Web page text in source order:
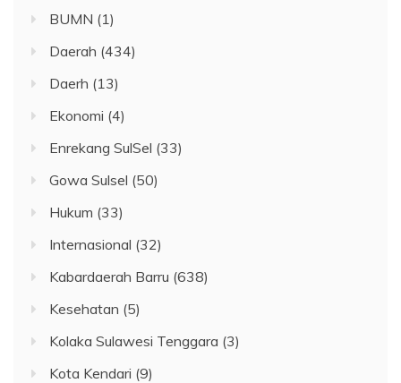
BUMN (1)
Daerah (434)
Daerh (13)
Ekonomi (4)
Enrekang SulSel (33)
Gowa Sulsel (50)
Hukum (33)
Internasional (32)
Kabardaerah Barru (638)
Kesehatan (5)
Kolaka Sulawesi Tenggara (3)
Kota Kendari (9)